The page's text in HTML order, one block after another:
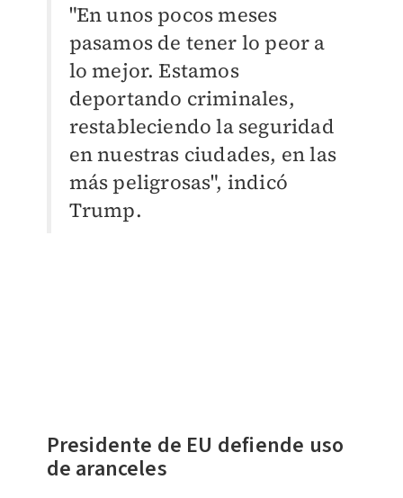
"En unos pocos meses
pasamos de tener lo peor a
lo mejor. Estamos
deportando criminales,
restableciendo la seguridad
en nuestras ciudades, en las
más peligrosas", indicó
Trump.
Presidente de EU defiende uso
de aranceles